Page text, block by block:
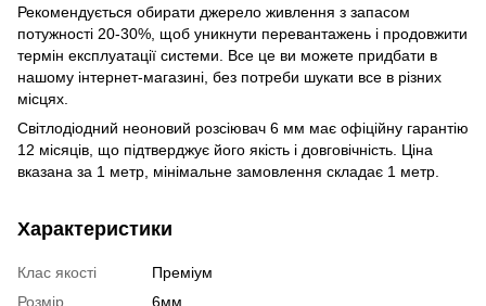
Рекомендується обирати джерело живлення з запасом
потужності 20-30%, щоб уникнути перевантажень і продовжити
термін експлуатації системи. Все це ви можете придбати в
нашому інтернет-магазині, без потреби шукати все в різних
місцях.
Світлодіодний неоновий розсіювач 6 мм має офіційну гарантію
12 місяців, що підтверджує його якість і довговічність. Ціна
вказана за 1 метр, мінімальне замовлення складає 1 метр.
Характеристики
Клас якості
Преміум
Розмір
6мм